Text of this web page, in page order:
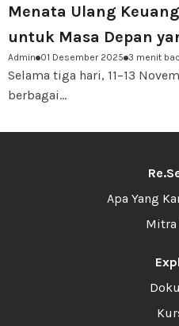
Menata Ulang
untuk Masa Depan
Admin 01 Desember 2025 3 menit
Selama tiga hari, 11–13
berbagai...
Apa Yang
Mitra